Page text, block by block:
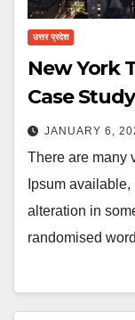
उत्तर प्रदेश
New York
Case Study
JANUARY 6,
There are many
Ipsum
alteration in
randomised